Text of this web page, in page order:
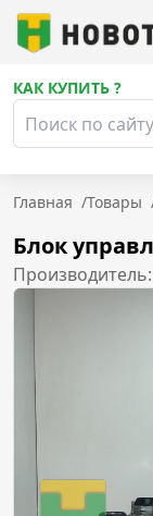
КАК КУПИТЬ ?
Главная /Товары
Блок
Производитель: